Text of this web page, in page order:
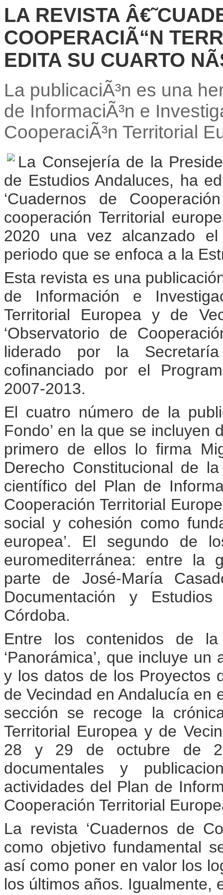
LA REVISTA
COOPERACIÃ“N
EDITA SU CUARTO
La publicaciÃ³n es una
de InformaciÃ³n e
CooperaciÃ³n Territorial
La Consejería de la
de Estudios Andaluces, ha
‘Cuadernos de
cooperación Territorial
2020 una vez alcanzado
periodo que se enfoca a la
Esta revista es una
de Información e
Territorial Europea y de
‘Observatorio de
liderado por la
cofinanciado por el
2007-2013.
El cuatro número de la
Fondo’ en la que se incluyen
primero de ellos lo firma
Derecho Constitucional de
científico del Plan de
Cooperación Territorial
social y cohesión como
europea’. El segundo de
euromediterránea: entre la
parte de José-María
Documentación y
Córdoba.
Entre los contenidos de
‘Panorámica’, que incluye
y los datos de los Proyectos
de Vecindad en Andalucía en
sección se recoge la
Territorial Europea y de
28 y 29 de octubre de
documentales y
actividades del Plan de
Cooperación Territorial
La revista ‘Cuadernos de
como objetivo fundamental
así como poner en valor los
los últimos años. Igualmente,